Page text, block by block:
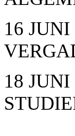
16 JUNI
18 JUNI